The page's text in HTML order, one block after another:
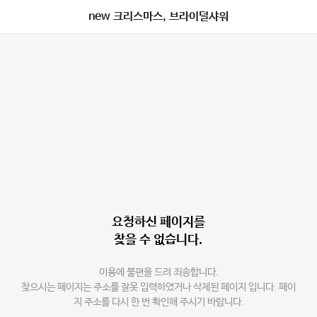
new 크리스마스, 브라이덜샤워
요청하신 페이지를
찾을 수 없습니다.
이용에 불편을 드려 죄송합니다.
찾으시는 페이지는 주소를 잘못 입력하였거나 삭제된 페이지 입니다. 페이
지 주소를 다시 한 번 확인해 주시기 바랍니다.